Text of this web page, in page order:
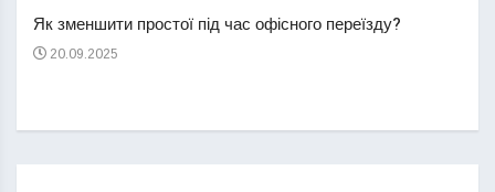
Як зменшити простої під час офісного переїзду?
20.09.2025